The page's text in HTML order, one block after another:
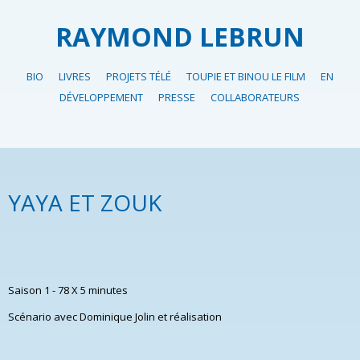
RAYMOND LEBRUN
BIO LIVRES PROJETS TÉLÉ TOUPIE ET BINOU LE FILM
EN
DÉVELOPPEMENT
PRESSE COLLABORATEURS
YAYA ET ZOUK
Saison 1 - 78 X 5 minutes
Scénario avec Dominique Jolin et réalisation